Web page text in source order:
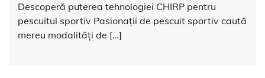
Descoperă puterea tehnologiei CHIRP pentru
pescuitul sportiv Pasionații de pescuit sportiv caută
mereu modalități de […]